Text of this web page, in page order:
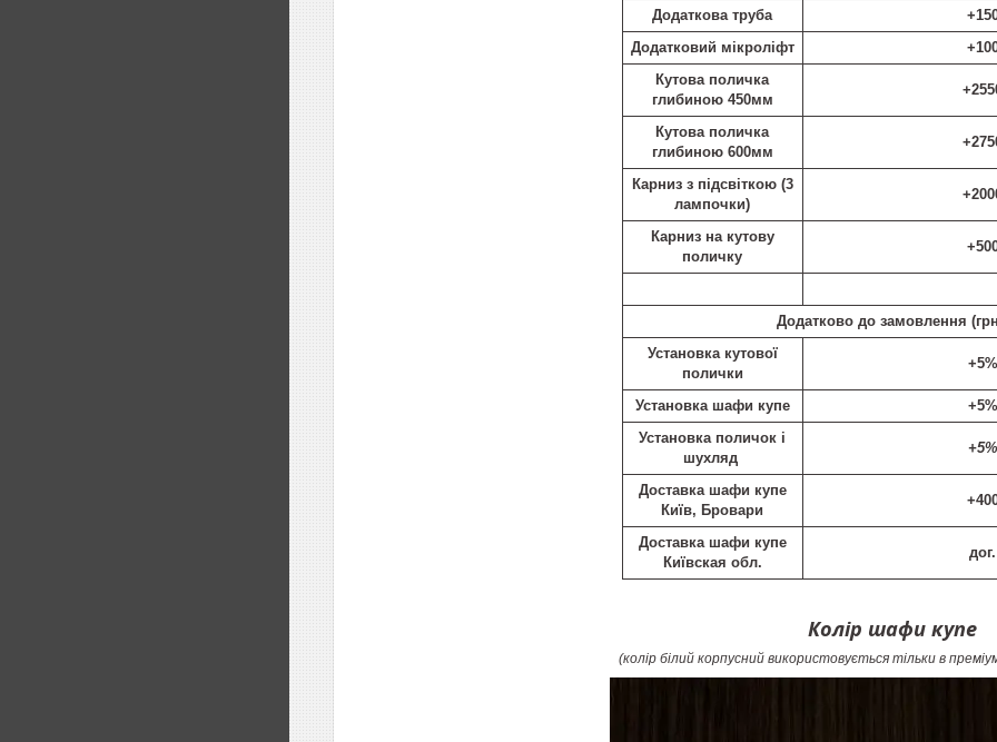
Додаткова труба
Додатковий мікроліфт
Кутова поличка
глибиною 450мм
Кутова поличка
глибиною 600мм
Карниз з підсвіткою (3
лампочки)
Карниз на кутову
поличку
Додатково до замовлення (
Установка кутової
полички
+5%
Установка шафи купе
+5%
Установка поличок і
шухляд
+5%
Доставка шафи купе
Київ, Бровари
Доставка шафи купе
Київская обл.
дог.
Колір шафи купе
(колір білий корпусний використовується тільки в